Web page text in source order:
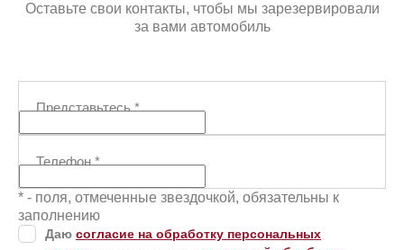
Оставьте свои контакты, чтобы мы зарезервировали
за вами автомобиль
Представьтесь*
Телефон*
* - поля, отмеченные звездочкой, обязательны к
заполнению
Даю согласие на обработку персональных